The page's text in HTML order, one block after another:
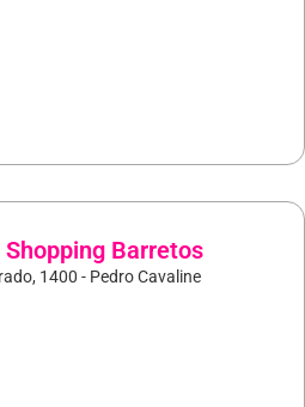
Barretos
1400 - Pedro Cavaline